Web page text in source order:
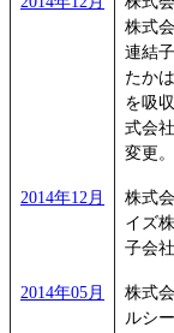
株式
連結
たか
を吸
式会
変更。
2014年12月
株式
イズ
子会
2014年05月
株式
ルシ